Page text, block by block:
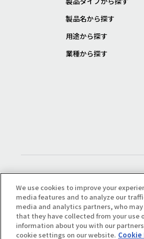
製品名から探す
用途から探す
業種から探す
Copyright(C) All Right Reserved.
We use cookies to improve your
media features and to analyze our
media and analytics partners, who
that they have collected from your use
information about you with our
cookie settings on our website. Cookie